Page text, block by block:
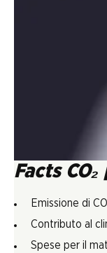
Facts
Emissione di
Contributo al
Spese per il